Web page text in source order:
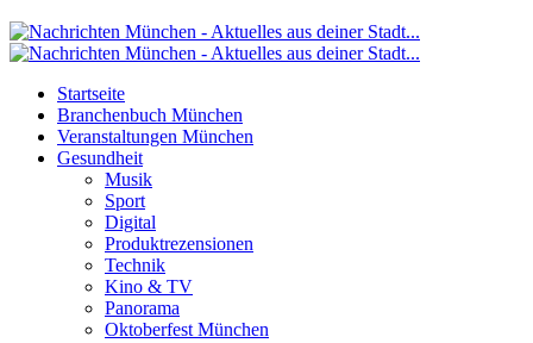
Startseite
Branchenbuch München
Veranstaltungen München
Gesundheit
Musik
Sport
Digital
Produktrezensionen
Technik
Kino & TV
Panorama
Oktoberfest München